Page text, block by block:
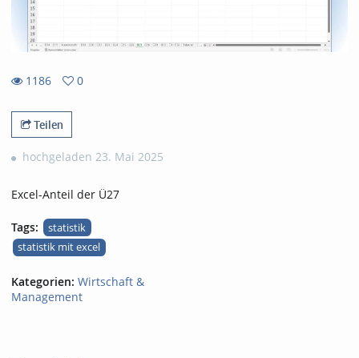
1186
views
0
favorites
Teilen
hochgeladen 23. Mai 2025
Excel-Anteil der Ü27
Tags:
statistik
statistik mit excel
Kategorien: Wirtschaft &
Management